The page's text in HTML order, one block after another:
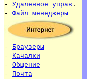
- Удаленное управ .
- Файл менеджеры
- Браузеры
- Качалки
- Общение
- Почта